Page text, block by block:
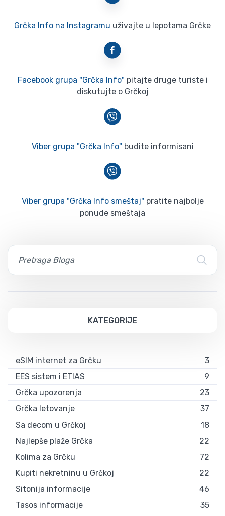
Grčka Info na Instagramu uživajte u lepotama Grčke
Facebook grupa "Grčka Info" pitajte druge turiste i
diskutujte o Grčkoj
Viber grupa "Grčka Info" budite informisani
Viber grupa "Grčka Info smeštaj" pratite najbolje
ponude smeštaja
KATEGORIJE
eSIM internet za Grčku
3
EES sistem i ETIAS
9
Grčka upozorenja
23
Grčka letovanje
37
Sa decom u Grčkoj
18
Najlepše plaže Grčka
22
Kolima za Grčku
72
Kupiti nekretninu u Grčkoj
22
Sitonija informacije
46
Tasos informacije
35